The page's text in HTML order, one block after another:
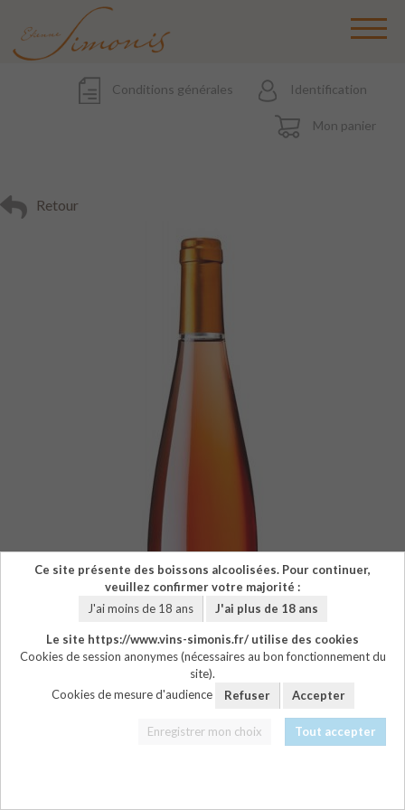
Conditions générales Identification
Mon panier
Retour
Ce site présente des boissons alcoolisées. Pour continuer,
veuillez confirmer votre majorité :
J'ai moins de 18 ans
J'ai plus de 18 ans
Le site https://www.vins-simonis.fr/ utilise des cookies
Cookies de session anonymes (nécessaires au bon fonctionnement du
site).
Cookies de mesure d'audience
Refuser Accepter
Enregistrer mon choix Tout accepter